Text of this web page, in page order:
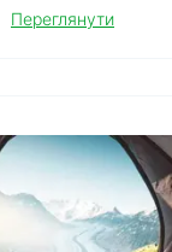
Переглянути